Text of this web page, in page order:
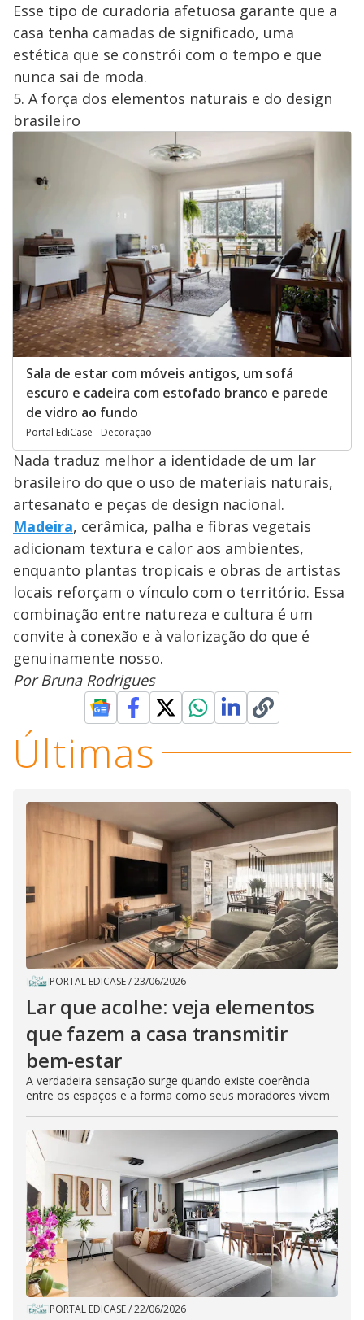
Esse tipo de curadoria afetuosa garante que a
casa tenha camadas de significado, uma
estética que se constrói com o tempo e que
nunca sai de moda.
5. A força dos elementos naturais e do design
brasileiro
Sala de estar com móveis antigos, um sofá
escuro e cadeira com estofado branco e parede
de vidro ao fundo
Portal EdiCase - Decoração
Nada traduz melhor a identidade de um lar
brasileiro do que o uso de materiais naturais,
artesanato e peças de design nacional.
Madeira, cerâmica, palha e fibras vegetais
adicionam textura e calor aos ambientes,
enquanto plantas tropicais e obras de artistas
locais reforçam o vínculo com o território. Essa
combinação entre natureza e cultura é um
convite à conexão e à valorização do que é
genuinamente nosso.
Por Bruna Rodrigues
Últimas
PORTAL EDICASE/23/06/2026
Lar que acolhe: veja elementos
que fazem a casa transmitir
bem-estar
A verdadeira sensação surge quando existe coerência
entre os espaços e a forma como seus moradores vivem
PORTAL EDICASE/22/06/2026